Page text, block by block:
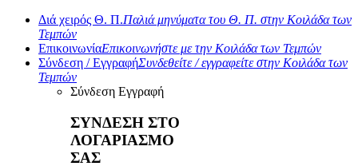
Διά χειρός Θ. Π.Παλιά μηνύματα του Θ. Π. στην Κοιλάδα των
Τεμπών
ΕπικοινωνίαΕπικοινωνήστε με την Κοιλάδα των Τεμπών
Σύνδεση / ΕγγραφήΣυνδεθείτε / εγγραφείτε στην Κοιλάδα των
Τεμπών
Σύνδεση Εγγραφή
ΣΥΝΔΕΣΗ ΣΤΟ
ΛΟΓΑΡΙΑΣΜΟ
ΣΑΣ